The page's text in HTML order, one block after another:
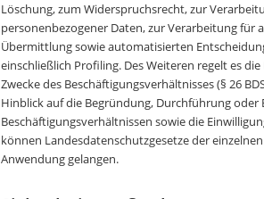
Löschung, zum Widerspruchsrecht, zur
personenbezogener Daten, zur Verarbeitung für
Übermittlung sowie automatisierten
einschließlich Profiling. Des Weiteren regelt es
Zwecke des Beschäftigungsverhältnisses (§ 26
Hinblick auf die Begründung, Durchführung oder
Beschäftigungsverhältnissen sowie die
können Landesdatenschutzgesetze der
Anwendung gelangen.